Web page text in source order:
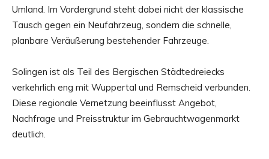
Umland. Im Vordergrund steht dabei nicht der klassische
Tausch gegen ein Neufahrzeug, sondern die schnelle,
planbare Veräußerung bestehender Fahrzeuge.
Solingen ist als Teil des Bergischen Städtedreiecks
verkehrlich eng mit Wuppertal und Remscheid verbunden.
Diese regionale Vernetzung beeinflusst Angebot,
Nachfrage und Preisstruktur im Gebrauchtwagenmarkt
deutlich.